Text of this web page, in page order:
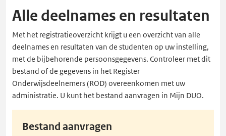
Alle deelnames en resultaten
Met het registratieoverzicht krijgt u een overzicht van alle
deelnames en resultaten van de studenten op uw instelling,
met de bijbehorende persoonsgegevens. Controleer met dit
bestand of de gegevens in het Register
Onderwijsdeelnemers (ROD) overeenkomen met uw
administratie. U kunt het bestand aanvragen in Mijn DUO.
Bestand aanvragen